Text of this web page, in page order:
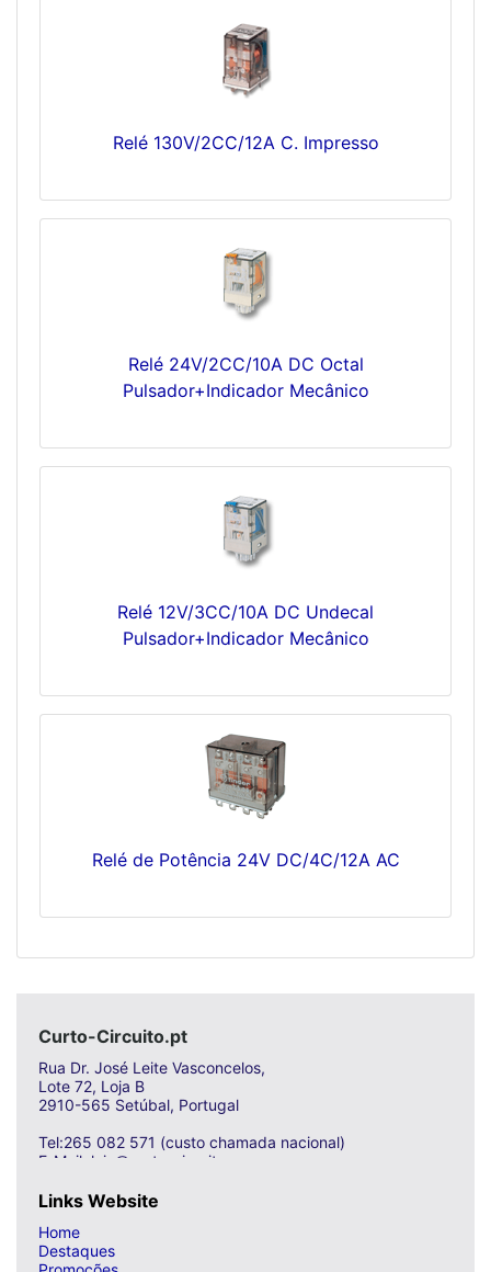
Relé 130V/2CC/12A C. Impresso
Relé 24V/2CC/10A DC Octal
Pulsador+Indicador Mecânico
Relé 12V/3CC/10A DC Undecal
Pulsador+Indicador Mecânico
Relé de Potência 24V DC/4C/12A AC
Curto-Circuito.pt
Rua Dr. José Leite Vasconcelos,
Lote 72, Loja B
2910-565 Setúbal, Portugal
Tel:265 082 571 (custo chamada nacional)
E-Mail: loja@curto-circuito.com
Links Website
Home
Destaques